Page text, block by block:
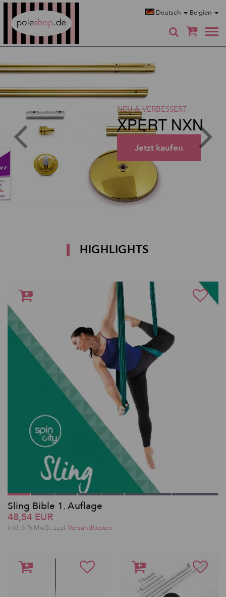
Deutsch Belgien
0
NEU & VERBESSERT
XPERT NXN
Jetzt kaufen
HIGHLIGHTS
Sling Bible 1. Auflage
48,54 EUR
inkl. 6 % MwSt. zzgl. Versandkosten